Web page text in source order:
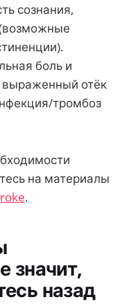
сознания,
боль и
выраженный отёк
тромбоз
на материалы
.
значит,
назад